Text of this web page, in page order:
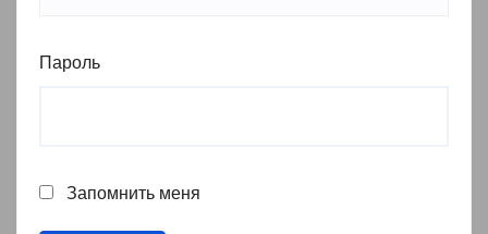
Пароль
Запомнить меня